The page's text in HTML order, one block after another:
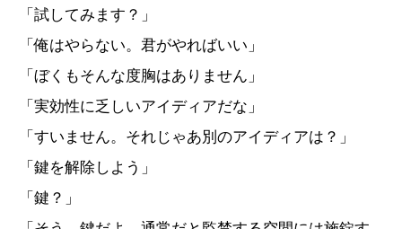
「試してみます？」
「俺はやらない。君がやればいい」
「ぼくもそんな度胸はありません」
「実効性に乏しいアイディアだな」
「すいません。それじゃあ別のアイディアは？」
「鍵を解除しよう」
「鍵？」